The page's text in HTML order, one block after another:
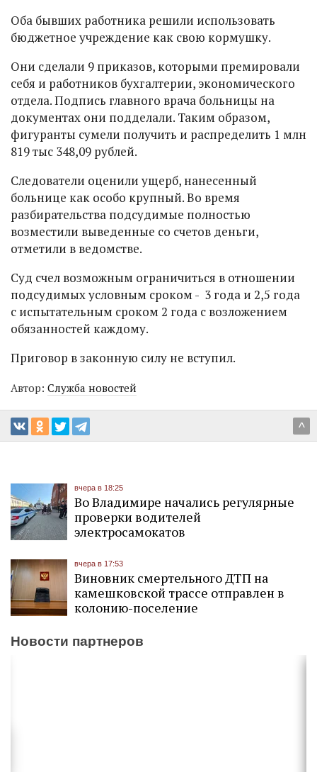
Оба бывших работника решили использовать
бюджетное учреждение как свою кормушку.
Они сделали 9 приказов, которыми премировали
себя и работников бухгалтерии, экономического
отдела. Подпись главного врача больницы на
документах они подделали. Таким образом,
фигуранты сумели получить и распределить 1 млн
819 тыс 348,09 рублей.
Следователи оценили ущерб, нанесенный
больнице как особо крупный. Во время
разбирательства подсудимые полностью
возместили выведенные со счетов деньги,
отметили в ведомстве.
Суд счел возможным ограничиться в отношении
подсудимых условным сроком - 3 года и 2,5 года
с испытательным сроком 2 года с возложением
обязанностей каждому.
Приговор в законную силу не вступил.
Автор: Служба новостей
^
вчера в 18:25
Во Владимире начались регулярные
проверки водителей
электросамокатов
вчера в 17:53
Виновник смертельного ДТП на
камешковской трассе отправлен в
колонию-поселение
Новости партнеров